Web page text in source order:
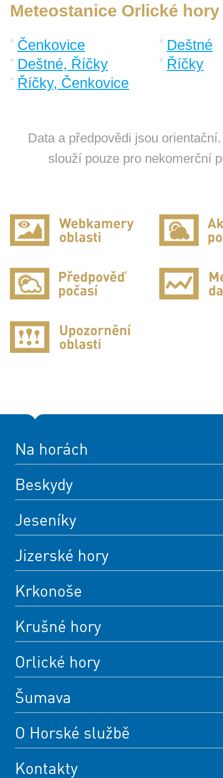
Meteostanice Orlické hory
Čenkovice
Deštné
Deštné, Říčky
Říčky
Říčky, Čenkovice
Data a předpovědi jsou
slouží pouze pro nekomerční
Na horách
Beskydy
Jeseníky
Jizerské hory
Krkonoše
Krušné hory
Orlické hory
Šumava
O Horské službě
Kontakty